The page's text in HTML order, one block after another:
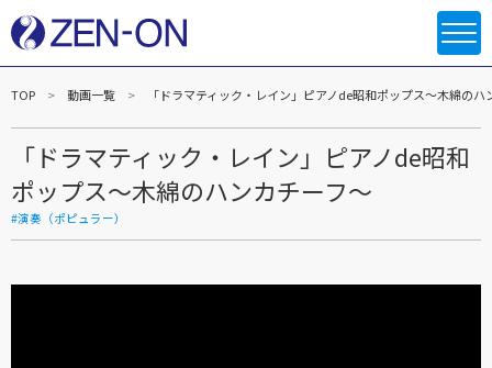
TOP 動画一覧 「ドラマティック・レイン」ピアノde昭和ポップス～木綿のハ
「ドラマティック・レイン」ピアノde昭和
ポップス～木綿のハンカチーフ～
#演奏（ポピュラー）